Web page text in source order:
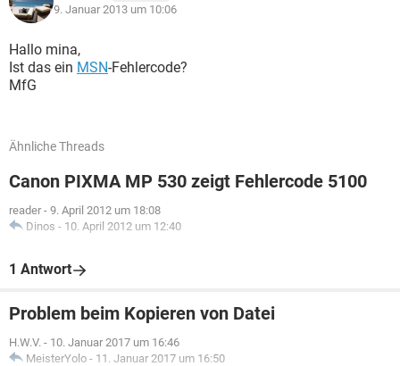
9. Januar 2013 um 10:06
Hallo mina,
Ist das ein MSN-Fehlercode?
MfG
Ähnliche Threads
Canon PIXMA MP 530 zeigt Fehlercode 5100
reader - 9. April 2012 um 18:08
Dinos - 10. April 2012 um 12:40
1 Antwort
Problem beim Kopieren von Datei
H.W.V. - 10. Januar 2017 um 16:46
MeisterYolo - 11. Januar 2017 um 16:50